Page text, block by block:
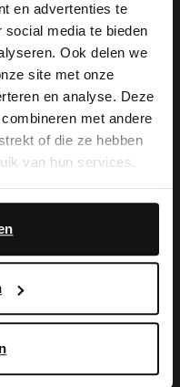
en advertenties te
media te bieden
Ook delen we
site met onze
en analyse. Deze
met andere
of die ze hebben
van hun services.
Manfield.
Marmor-Optik,
cm und ist 3
×
English?
Dutch. Would